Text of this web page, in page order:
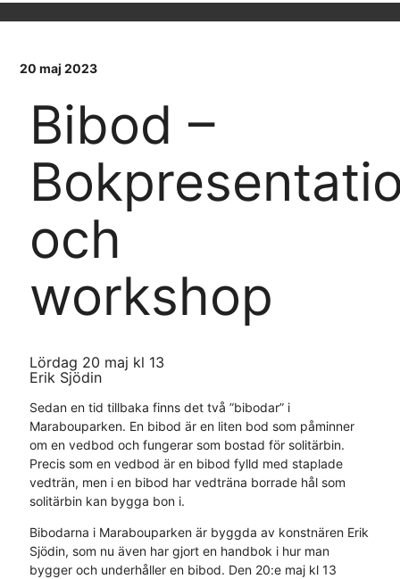
20 maj 2023
Bibod –
och
workshop
Lördag 20 maj kl 13
Erik Sjödin
Sedan en tid tillbaka finns det två ”bibodar” i
Marabouparken. En bibod är en liten bod som påminner
om en vedbod och fungerar som bostad för solitärbin.
Precis som en vedbod är en bibod fylld med staplade
vedträn, men i en bibod har vedträna borrade hål som
solitärbin kan bygga bon i.
Bibodarna i Marabouparken är byggda av konstnären Erik
Sjödin, som nu även har gjort en handbok i hur man
bygger och underhåller en bibod. Den 20:e maj kl 13